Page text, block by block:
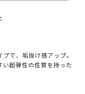
で、垢抜け感アップ。
超弾性の性質を持った